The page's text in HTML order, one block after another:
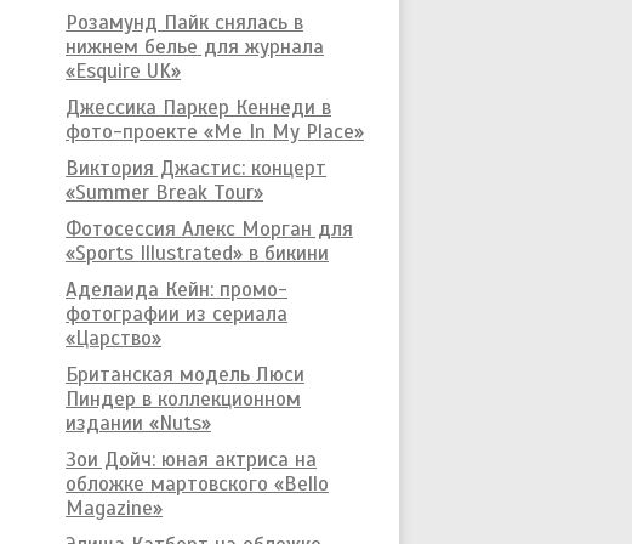
Розамунд Пайк снялась в
нижнем белье для журнала
«Esquire UK»
Джессика Паркер Кеннеди в
фото-проекте «Me In My Place»
Виктория Джастис: концерт
«Summer Break Tour»
Фотосессия Алекс Морган для
«Sports Illustrated» в бикини
Аделаида Кейн: промо-
фотографии из сериала
«Царство»
Британская модель Люси
Пиндер в коллекционном
издании «Nuts»
Зои Дойч: юная актриса на
обложке мартовского «Bello
Magazine»